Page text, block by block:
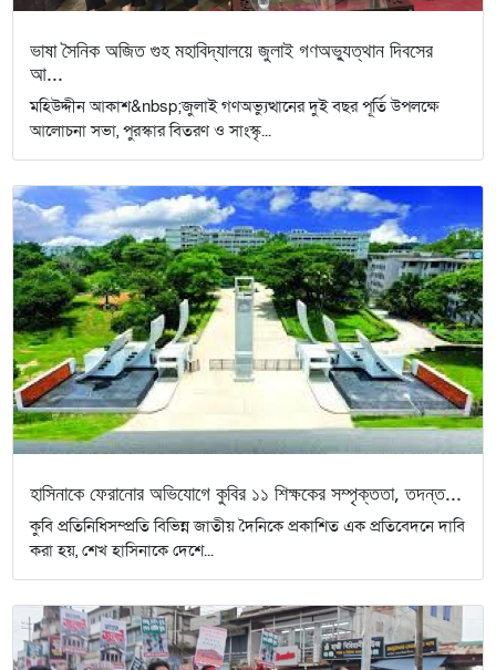
ভাষা সৈনিক অজিত গুহ মহাবিদ্যালয়ে জুলাই গণঅভ্যুত্থান দিবসের
আ...
মহিউদ্দীন আকাশ&nbsp;জুলাই গণঅভ্যুত্থানের দুই বছর পূর্তি উপলক্ষে
আলোচনা সভা, পুরস্কার বিতরণ ও সাংস্কৃ...
হাসিনাকে ফেরানোর অভিযোগে কুবির ১১ শিক্ষকের সম্পৃক্ততা, তদন্ত...
কুবি প্রতিনিধিসম্প্রতি বিভিন্ন জাতীয় দৈনিকে প্রকাশিত এক প্রতিবেদনে দাবি
করা হয়, শেখ হাসিনাকে দেশে...